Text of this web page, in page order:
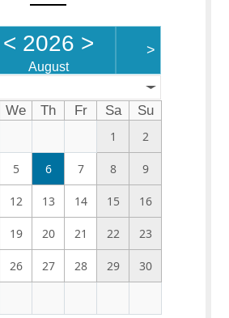
< 2026 >
August
>
We Th Fr Sa
Su
1
2
5 6 7 8 9
12 13 14 15 16
19 20 21 22 23
26 27 28 29 30